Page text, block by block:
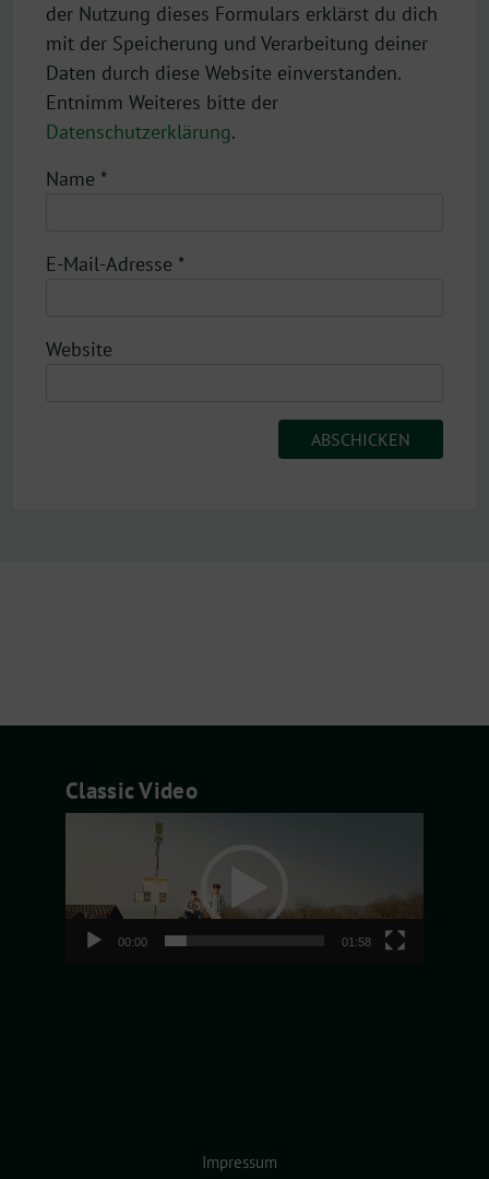
der Nutzung dieses Formulars erklärst du dich
mit der Speicherung und Verarbeitung deiner
Daten durch diese Website einverstanden.
Entnimm Weiteres bitte der
Datenschutzerklärung.
Name *
E-Mail-Adresse *
Website
Classic Video
00:00 01:58
Impressum